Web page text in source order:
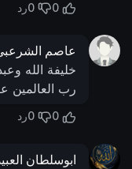
0
0رد
عاصم
خليفة الله
رب العالمين
0
0رد
ابوسلطان